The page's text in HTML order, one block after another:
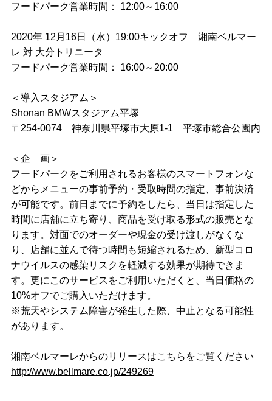
フードパーク営業時間： 12:00～16:00
2020年 12月16日（水）19:00キックオフ 湘南ベルマー
レ 対 大分トリニータ
フードパーク営業時間： 16:00～20:00
＜導入スタジアム＞
Shonan BMWスタジアム平塚
〒254-0074 神奈川県平塚市大原1-1 平塚市総合公園内
＜企 画＞
フードパークをご利用されるお客様のスマートフォンな
どからメニューの事前予約・受取時間の指定、事前決済
が可能です。前日までに予約をしたら、当日は指定した
時間に店舗に立ち寄り、商品を受け取る形式の販売とな
ります。対面でのオーダーや現金の受け渡しがなくな
り、店舗に並んで待つ時間も短縮されるため、新型コロ
ナウイルスの感染リスクを軽減する効果が期待できま
す。更にこのサービスをご利用いただくと、当日価格の
10%オフでご購入いただけます。
※荒天やシステム障害が発生した際、中止となる可能性
があります。
湘南ベルマーレからのリリースはこちらをご覧ください
http://www.bellmare.co.jp/249269